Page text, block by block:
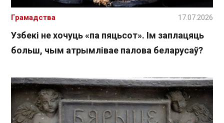
Узбекі не хочуць «па пяцьсот». Ім заплацяць
больш, чым атрымлівае палова беларусаў?
Грамадства 17.07.2026